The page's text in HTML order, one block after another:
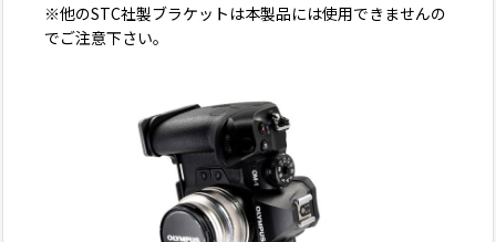
※他のSTC社製ブラケットは本製品には使用できませんの
でご注意下さい。